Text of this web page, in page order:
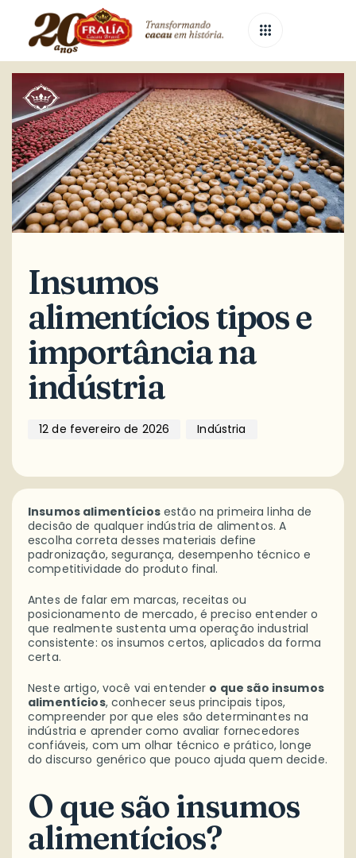
Insumos
alimentícios tipos e
importância na
indústria
12 de fevereiro de 2026 Indústria
Insumos alimentíciosestão na primeira linha de
decisão de qualquer indústria de alimentos. A
escolha correta desses materiais define
padronização, segurança, desempenho técnico e
competitividade do produto final.
Antes de falar em marcas, receitas ou
posicionamento de mercado, é preciso entender o
que realmente sustenta uma operação industrial
consistente: os insumos certos, aplicados da forma
certa.
Neste artigo, você vai entender o que são insumos
alimentícios, conhecer seus principais tipos,
compreender por que eles são determinantes na
indústria e aprender como avaliar fornecedores
confiáveis, com um olhar técnico e prático, longe
do discurso genérico que pouco ajuda quem decide.
O que são insumos
alimentícios?